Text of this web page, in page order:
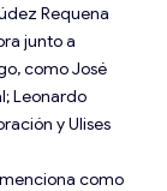
Requena
junto a
como José
Leonardo
y Ulises
como